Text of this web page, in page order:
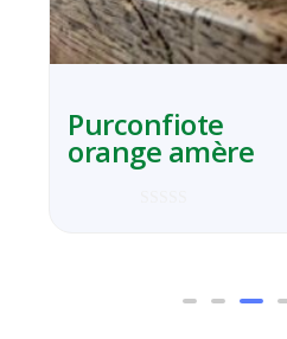
Purconfiote
orange amère